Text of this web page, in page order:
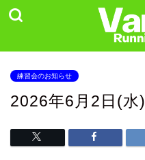
練習会のお知らせ
2026年6月2日(水)